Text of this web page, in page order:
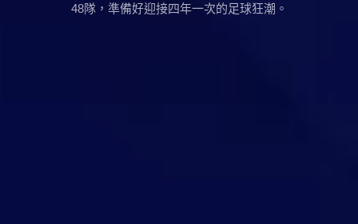
48隊，準備好迎接四年一次的足球狂潮。